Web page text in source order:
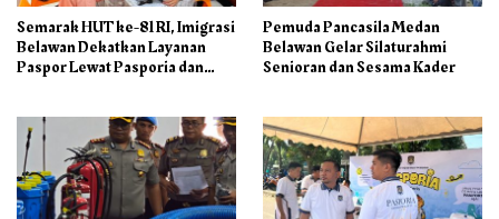
Semarak HUT ke-81 RI, Imigrasi
Belawan Dekatkan Layanan
Paspor Lewat Pasporia dan
Pemuda Pancasila Medan
Belawan Gelar Silaturahmi
Senioran dan Sesama Kader